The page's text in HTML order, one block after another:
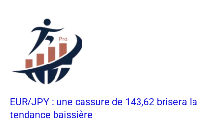
EUR/JPY : une cassure de 143,62 brisera la
tendance baissière